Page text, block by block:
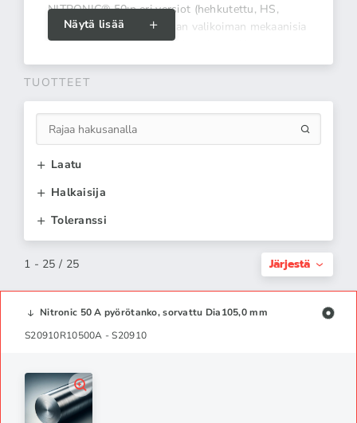
NITRONIC® 50:n eri versiot (hehkutettu, HS,
SHS) mahdollistavat laajan valikoiman mekaanisia
ominaisuuksia, korroosionkestävyyttä ja suurta
iskunkestävyyttä verrattuna Duplex- ja Super
Duplex -teräksiin – ja ilman
magneettisena vielä voimakkaan kylmätyöstön
jälkeenkin. Se soveltuu myös happamaan
ympäristöön (NACE MR0175 / ISO 15156 ja NACE
MR0103 / ISO 17945).
Näytä lisää
TUOTTEET
Laatu
Halkaisija
Toleranssi
1 - 25 / 25 Järjestä
Nitronic 50 A pyörötanko, sorvattu Dia105,0 mm
S20910R10500A - S20910